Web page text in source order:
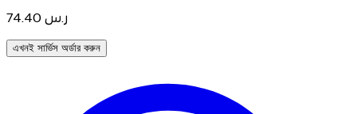
74.40 ر.س
এখনই সার্ভিস অর্ডার করুন